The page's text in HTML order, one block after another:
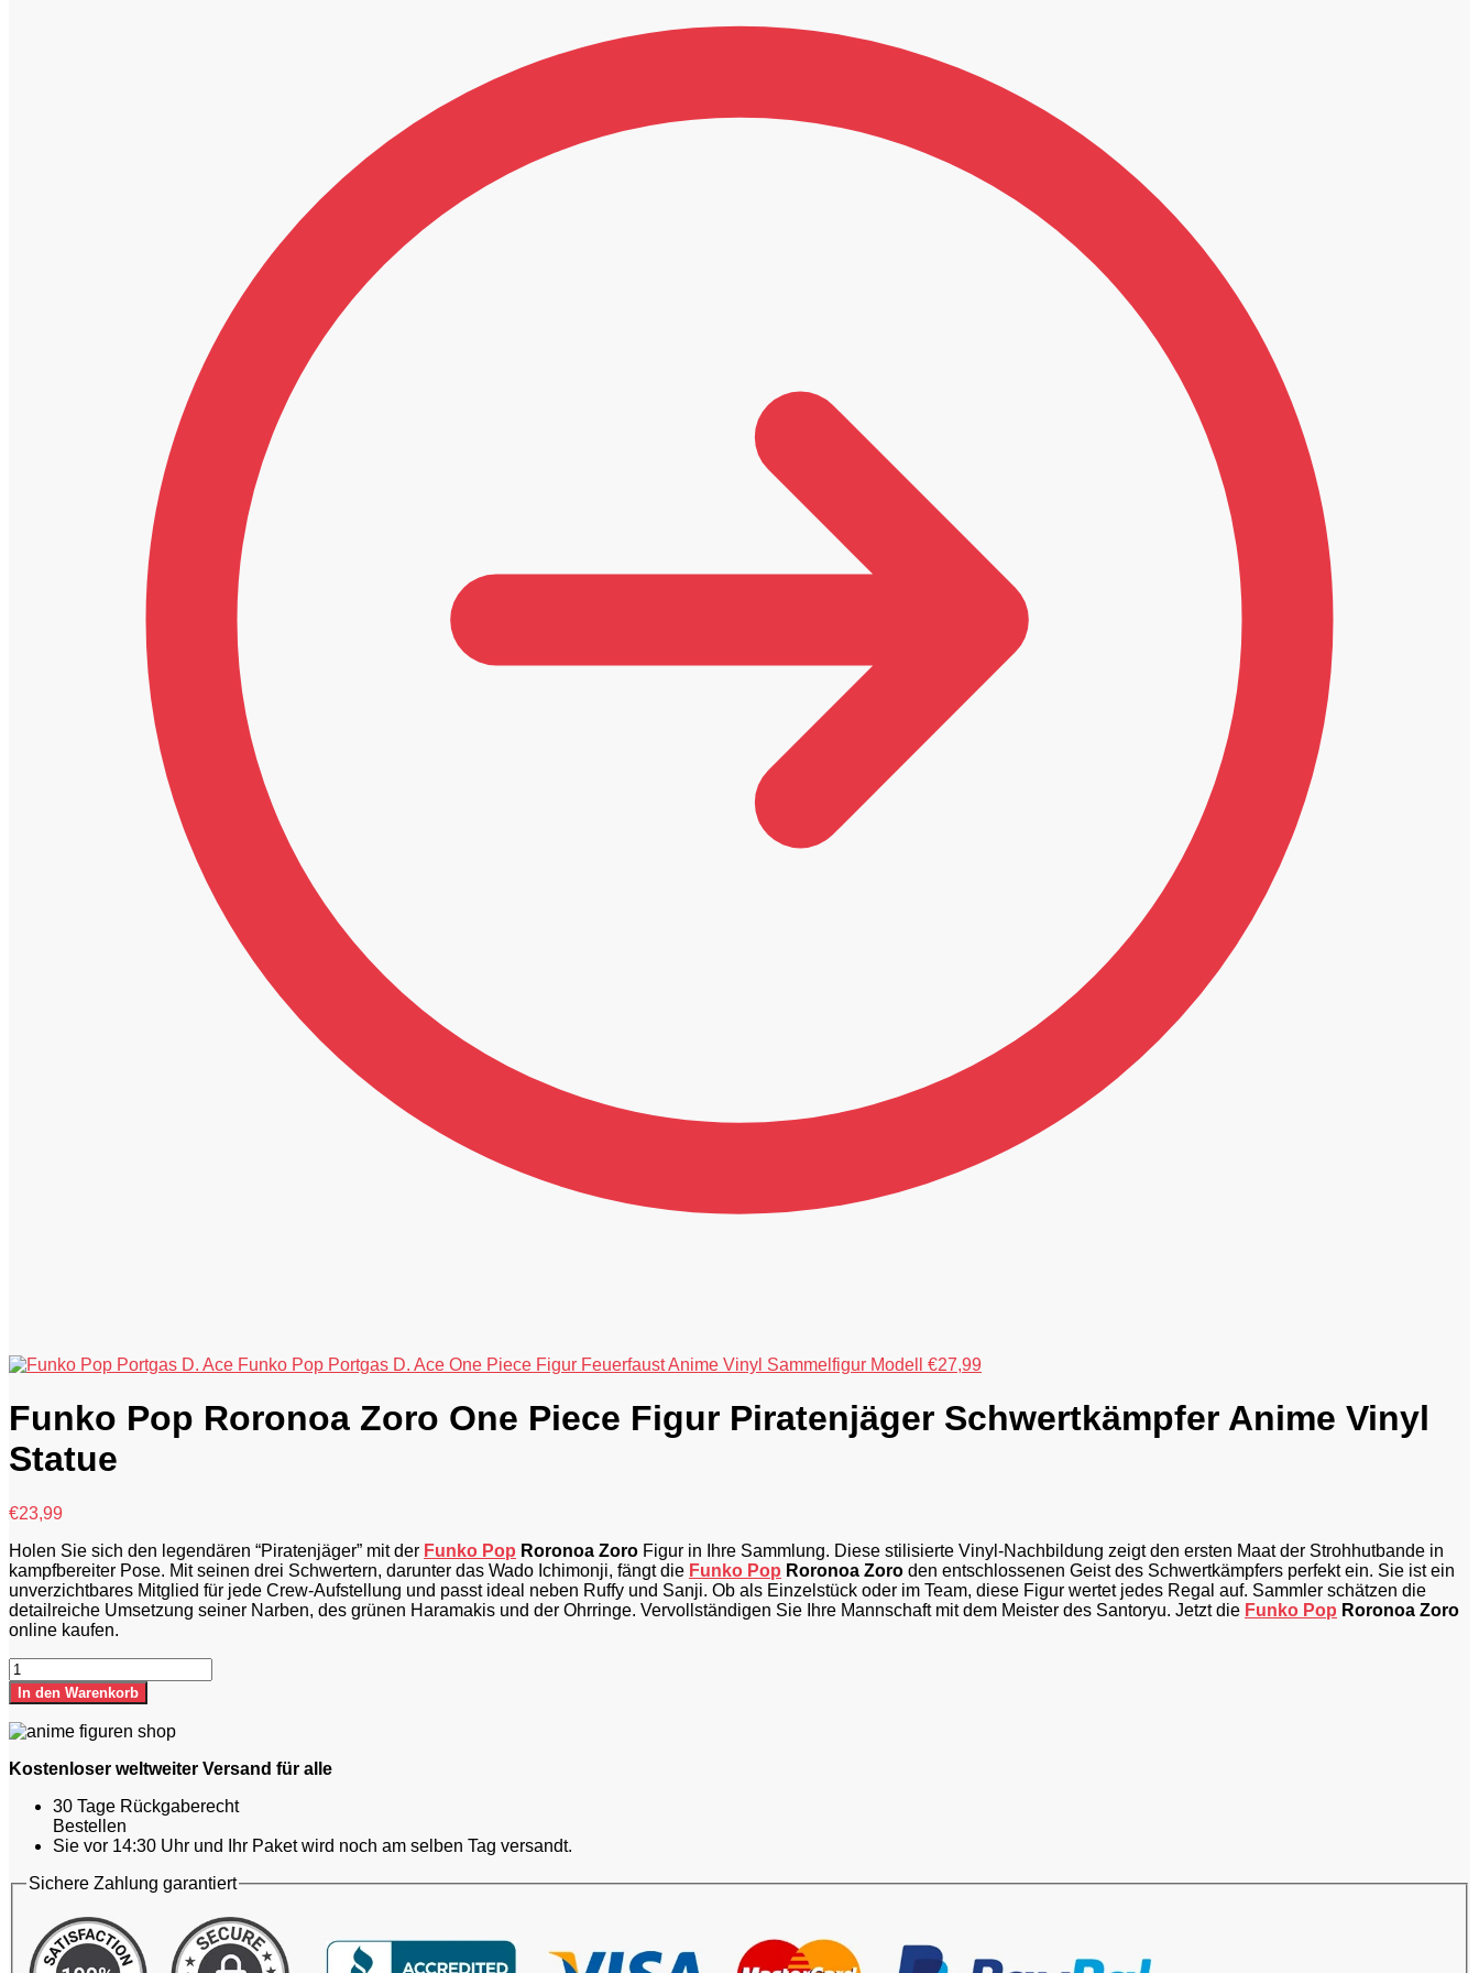
Funko Pop Portgas D. Ace One Piece Figur Feuerfaust Anime Vinyl Sammelfigur Modell €27,99
Funko Pop Roronoa Zoro One Piece Figur Piratenjäger Schwertkämpfer Anime Vinyl
Statue
€23,99
Holen Sie sich den legendären “Piratenjäger” mit der Funko Pop Roronoa Zoro Figur in Ihre Sammlung. Diese stilisierte Vinyl-Nachbildung zeigt den ersten Maat der Strohhutbande in
kampfbereiter Pose. Mit seinen drei Schwertern, darunter das Wado Ichimonji, fängt die Funko Pop Roronoa Zoro den entschlossenen Geist des Schwertkämpfers perfekt ein. Sie ist ein
unverzichtbares Mitglied für jede Crew-Aufstellung und passt ideal neben Ruffy und Sanji. Ob als Einzelstück oder im Team, diese Figur wertet jedes Regal auf. Sammler schätzen die
detailreiche Umsetzung seiner Narben, des grünen Haramakis und der Ohrringe. Vervollständigen Sie Ihre Mannschaft mit dem Meister des Santoryu. Jetzt die Funko Pop Roronoa Zoro
online kaufen.
Funko
Pop
Roronoa
Zoro
One
Piece
Piratenjäger
Schwertkämpfer
Anime
Statue
In den Warenkorb
Kostenloser weltweiter Versand für alle
30 Tage Rückgaberecht
Bestellen
Sie vor 14:30 Uhr und Ihr Paket wird noch am selben Tag versandt.
Sichere Zahlung garantiert